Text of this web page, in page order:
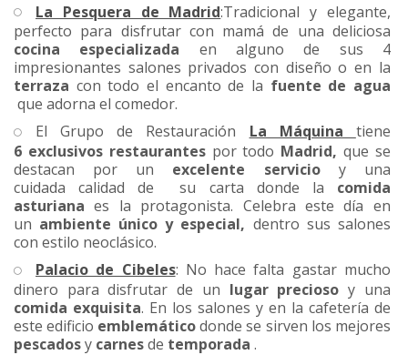
La Pesquera de Madrid:Tradicional y elegante,
perfecto para disfrutar con mamá de una deliciosa
cocina especializada en alguno de sus 4
impresionantes salones privados con diseño o en la
terraza con todo el encanto de la fuente de agua
que adorna el comedor.
El Grupo de Restauración
La Máquina tiene
6 exclusivos restaurantespor todo Madrid,que se
destacan por un excelente servicioy una
cuidada calidad de su carta donde la comida
asturiana es la protagonista. Celebra este día en
un ambiente único y especial, dentro sus salones
con estilo neoclásico.
Palacio de Cibeles: No hace falta gastar mucho
dinero para disfrutar de un lugar precioso y una
comida exquisita. En los salones y en la cafetería de
este edificio emblemáticodonde se sirven los mejores
pescadosy carnesde temporada .